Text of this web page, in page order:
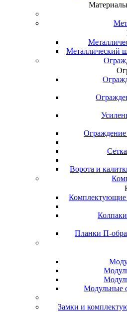
Металлический
Ворота и
Комплектующие
Планки П-
Модульные
Замки и